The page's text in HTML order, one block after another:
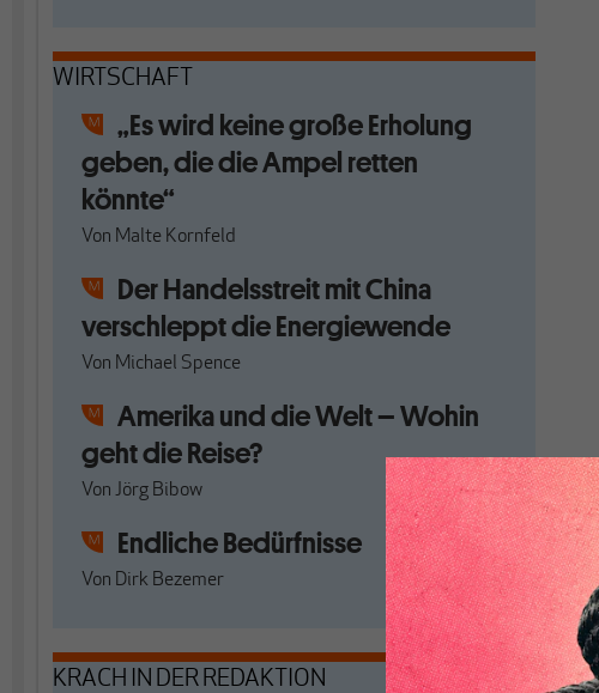
WIRTSCHAFT
„Es wird keine große Erholung
geben, die die Ampel retten
könnte“
Von Malte Kornfeld
Der Handelsstreit mit China
verschleppt die Energiewende
Von Michael Spence
Amerika und die Welt – Wohin
geht die Reise?
Von Jörg Bibow
Endliche Bedürfnisse
Von Dirk Bezemer
KRACH IN DER REDAKTION